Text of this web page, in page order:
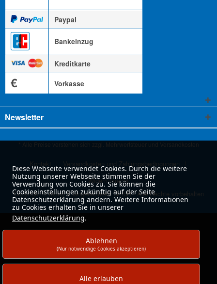
Paypal
Bankeinzug
Kreditkarte
€ Vorkasse
Newsletter
* Alle Preise verstehen sich zzgl. Mehrwertsteuer und Versandkosten
Kontakt
Versandkosten und Zahlungsbedingungen
Widerrufsrecht
Copyright © moog & langenscheidt GmbH - Alle Rechte vorbehalten
Diese Webseite verwendet Cookies. Durch die weitere
Nutzung unserer Webseite stimmen Sie der
Verwendung von Cookies zu. Sie können die
Cookieeinstellungen zukünftig auf der Seite
Datenschutzerklärung ändern. Weitere Informationen
zu Cookies erhalten Sie in unserer
Datenschutzerklärung.
Ablehnen
(Nur notwendige Cookies akzeptieren)
Alle erlauben